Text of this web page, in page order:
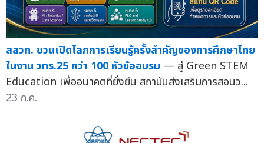
สสวท. ชวนเปิดโลกการเรียนรู้ครั้งสำคัญของการศึกษาไทย
ในงาน วทร.25 กว่า 100 หัวข้ออบรม — สู่ Green STEM
Education เพื่ออนาคตที่ยั่งยืน สถาบันส่งเสริมการสอนว...
23 ก.ค.